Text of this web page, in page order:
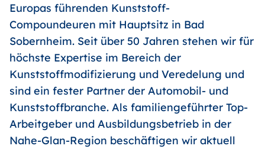
Europas führenden Kunststoff-
Compoundeuren mit Hauptsitz in Bad
Sobernheim. Seit über 50 Jahren stehen wir für
höchste Expertise im Bereich der
Kunststoffmodifizierung und Veredelung und
sind ein fester Partner der Automobil- und
Kunststoffbranche. Als familiengeführter Top-
Arbeitgeber und Ausbildungsbetrieb in der
Nahe-Glan-Region beschäftigen wir aktuell